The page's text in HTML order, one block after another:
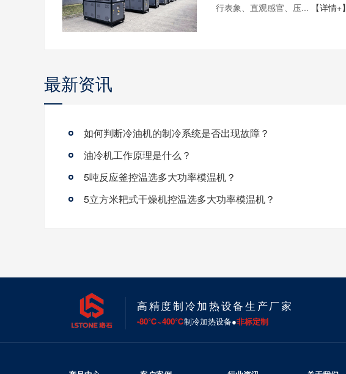
行表象、直观感官、压...
【详情+】
最新资讯
如何判断冷油机的制冷系统是否出现故障？
油冷机工作原理是什么？
5吨反应釜控温选多大功率模温机？
5立方米耙式干燥机控温选多大功率模温机？
高精度制冷加热设备生产厂家
-80℃~400℃制冷加热设备●非标定制